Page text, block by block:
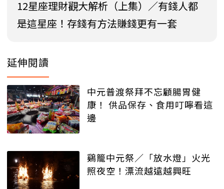
12星座理財觀大解析（上集）／有錢人都
是這星座！存錢有方法賺錢更有一套
延伸閱讀
中元普渡祭拜不忘顧腸胃健
康！ 供品保存、食用叮嚀看這
邊
鷄籠中元祭／「放水燈」火光
照夜空！漂流越遠越興旺